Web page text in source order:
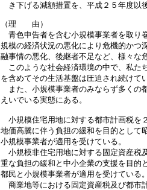
き下げる減額措置を、平成２５年度以
（理 由）
青色申告者を含む小規模事業者を取り
規模の経済状況の悪化により危機的かつ
融事情の悪化、後継者不足など、様々な
このような社会経済環境の中で、私た
を含めてその生活基盤は圧迫され続けて
また、小規模事業者のみならず多くの
えいでいる実態にある。
小規模住宅用地に対する都市計画税を
地価高騰に伴う負担の緩和を目的として
小規模事業者が適用を受けている。
小規模非住宅用地に対する固定資産税
重な負担の緩和と中小企業の支援を目的
都民と小規模事業者が適用を受けている
商業地等における固定資産税及び都市